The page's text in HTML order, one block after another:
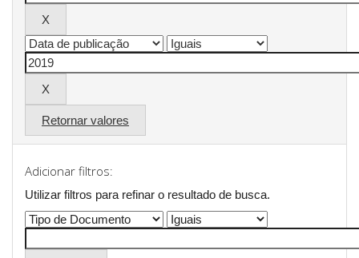
Retornar valores
Adicionar filtros:
Utilizar filtros para refinar o resultado de busca.